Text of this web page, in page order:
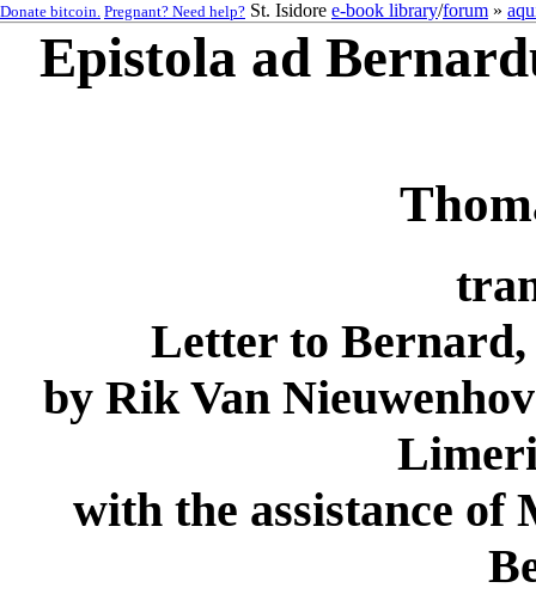
Epistola ad
Letter to Bernard,
by Rik Van
with the assistance of
Donate bitcoin. Pregnant? Need help? St. Isidore e-book library/forum »